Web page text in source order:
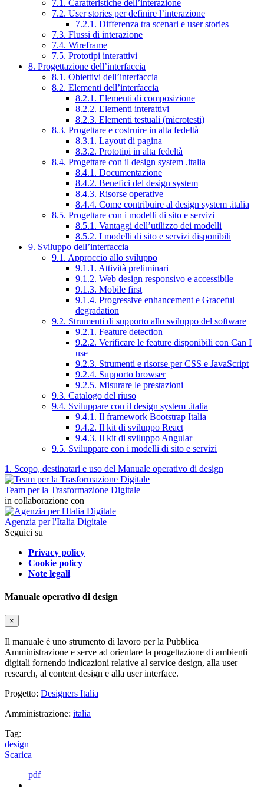
7.1. Caratteristiche dell’interazione
7.2. User stories per definire l’interazione
7.2.1. Differenza tra scenari e user stories
7.3. Flussi di interazione
7.4. Wireframe
7.5. Prototipi interattivi
8. Progettazione dell’interfaccia
8.1. Obiettivi dell’interfaccia
8.2. Elementi dell’interfaccia
8.2.1. Elementi di composizione
8.2.2. Elementi interattivi
8.2.3. Elementi testuali (microtesti)
8.3. Progettare e costruire in alta fedeltà
8.3.1. Layout di pagina
8.3.2. Prototipi in alta fedeltà
8.4. Progettare con il design system .italia
8.4.1. Documentazione
8.4.2. Benefici del design system
8.4.3. Risorse operative
8.4.4. Come contribuire al design system .italia
8.5. Progettare con i modelli di sito e servizi
8.5.1. Vantaggi dell’utilizzo dei modelli
8.5.2. I modelli di sito e servizi disponibili
9. Sviluppo dell’interfaccia
9.1. Approccio allo sviluppo
9.1.1. Attività preliminari
9.1.2. Web design responsivo e accessibile
9.1.3. Mobile first
9.1.4. Progressive enhancement e Graceful
degradation
9.2. Strumenti di supporto allo sviluppo del software
9.2.1. Feature detection
9.2.2. Verificare le feature disponibili con Can I
use
9.2.3. Strumenti e risorse per CSS e JavaScript
9.2.4. Supporto browser
9.2.5. Misurare le prestazioni
9.3. Catalogo del riuso
9.4. Sviluppare con il design system .italia
9.4.1. Il framework Bootstrap Italia
9.4.2. Il kit di sviluppo React
9.4.3. Il kit di sviluppo Angular
9.5. Sviluppare con i modelli di sito e servizi
1. Scopo, destinatari e uso del Manuale operativo di design
Team per la Trasformazione Digitale
in collaborazione con
Agenzia per l'Italia Digitale
Seguici su
Privacy policy
Cookie policy
Note legali
Manuale operativo di design
×
Il manuale è uno strumento di lavoro per la Pubblica
Amministrazione e serve ad orientare la progettazione di ambienti
digitali fornendo indicazioni relative al service design, alla user
research, al content design e alla user interface.
Progetto: Designers Italia
Amministrazione: italia
Tag:
design
Scarica
pdf